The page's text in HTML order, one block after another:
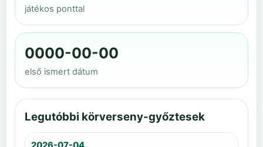
játékos ponttal
0000-00-00
első ismert dátum
Legutóbbi körverseny-győztesek